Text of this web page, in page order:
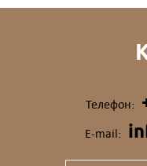
Телефон:
E-mail: